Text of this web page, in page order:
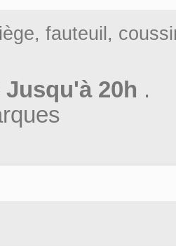
fauteuil,
Jusqu'à 20h .